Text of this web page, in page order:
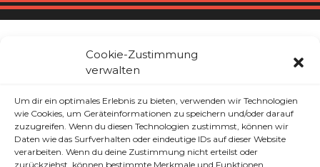
Cookie-Zustimmung
verwalten
Um dir ein optimales Erlebnis zu bieten, verwenden wir Technologien
wie Cookies, um Geräteinformationen zu speichern und/oder darauf
zuzugreifen. Wenn du diesen Technologien zustimmst, können wir
Daten wie das Surfverhalten oder eindeutige IDs auf dieser Website
verarbeiten. Wenn du deine Zustimmung nicht erteilst oder
zurückziehst, können bestimmte Merkmale und Funktionen
das Ereignis das mich am meisten geprägt
hat. Heute habe ich sehr viele gute
tun hat. Seis der Broly Film den ich in
Wolfsburg in einem Ausverkauften Kino
gesehen habe und ihn absolut gefeiert habe.